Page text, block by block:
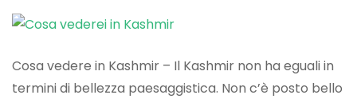
Cosa vedere in Kashmir – Il Kashmir non ha eguali in
termini di bellezza paesaggistica. Non c’è posto bello